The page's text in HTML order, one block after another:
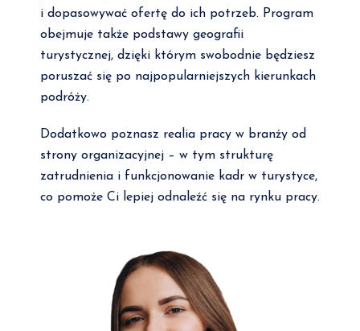
i dopasowywać ofertę do ich potrzeb. Program
obejmuje także podstawy geografii
turystycznej, dzięki którym swobodnie będziesz
poruszać się po najpopularniejszych kierunkach
podróży.
Dodatkowo poznasz realia pracy w branży od
strony organizacyjnej – w tym strukturę
zatrudnienia i funkcjonowanie kadr w turystyce,
co pomoże Ci lepiej odnaleźć się na rynku pracy.